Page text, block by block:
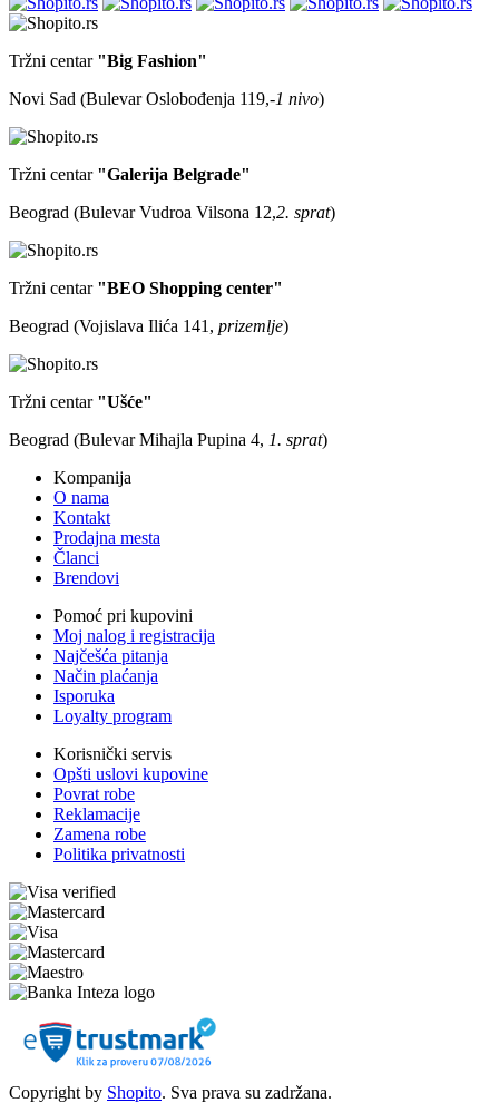
Tržni centar "Big Fashion"
Novi Sad (Bulevar Oslobođenja 119,-1 nivo)
Tržni centar "Galerija Belgrade"
Beograd (Bulevar Vudroa Vilsona 12,2. sprat)
Tržni centar "BEO Shopping center"
Beograd (Vojislava Ilića 141, prizemlje)
Tržni centar "Ušće"
Beograd (Bulevar Mihajla Pupina 4, 1. sprat)
Kompanija
O nama
Kontakt
Prodajna mesta
Članci
Brendovi
Pomoć pri kupovini
Moj nalog i registracija
Najčešća pitanja
Način plaćanja
Isporuka
Loyalty program
Korisnički servis
Opšti uslovi kupovine
Povrat robe
Reklamacije
Zamena robe
Politika privatnosti
Copyright by Shopito. Sva prava su zadržana.